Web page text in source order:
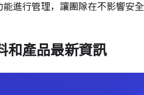
進行管理，讓團隊在不影響安全
和產品最新資訊